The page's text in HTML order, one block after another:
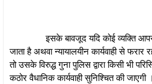
इसके बावजूद यदि कोई व्यक्ति
जाता है अथवा न्यायालयीन कार्यवाही से
तो उसके विरुद्ध गुना पुलिस द्वारा किसी भी
कठोर वैधानिक कार्यवाही सुनिश्चित की जाएगी ।